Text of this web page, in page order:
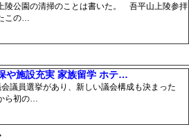
陵公園の清掃のことは書いた。 吾平山上陵参拝
この…
や施設充実 家族留学 ホテ…
議員選挙があり、新しい議会構成も決まった
ら初の…